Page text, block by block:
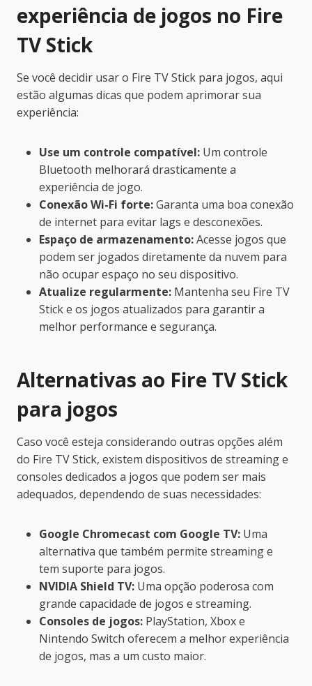
experiência de jogos no Fire
TV Stick
Se você decidir usar o Fire TV Stick para jogos, aqui
estão algumas dicas que podem aprimorar sua
experiência:
Use um controle compatível: Um controle
Bluetooth melhorará drasticamente a
experiência de jogo.
Conexão Wi-Fi forte:Garanta uma boa conexão
de internet para evitar lags e desconexões.
Espaço de armazenamento:Acesse jogos que
podem ser jogados diretamente da nuvem para
não ocupar espaço no seu dispositivo.
Atualize regularmente: Mantenha seu Fire TV
Stick e os jogos atualizados para garantir a
melhor performance e segurança.
Alternativas ao Fire TV Stick
para jogos
Caso você esteja considerando outras opções além
do Fire TV Stick, existem dispositivos de streaming e
consoles dedicados a jogos que podem ser mais
adequados, dependendo de suas necessidades:
Google Chromecast com Google TV: Uma
alternativa que também permite streaming e
tem suporte para jogos.
NVIDIA Shield TV: Uma opção poderosa com
grande capacidade de jogos e streaming.
Consoles de jogos: PlayStation, Xbox e
Nintendo Switch oferecem a melhor experiência
de jogos, mas a um custo maior.